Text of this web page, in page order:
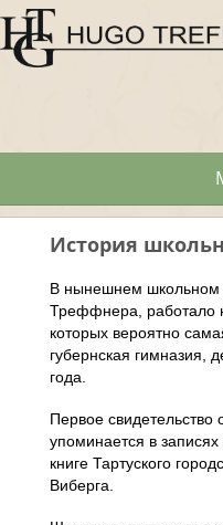
История
В нынешнем школьном
Треффнера, работало
которых вероятно
губернская гимназия,
года.
Первое свидетельство
упоминается в записях
книге Тартуского
Виберга.